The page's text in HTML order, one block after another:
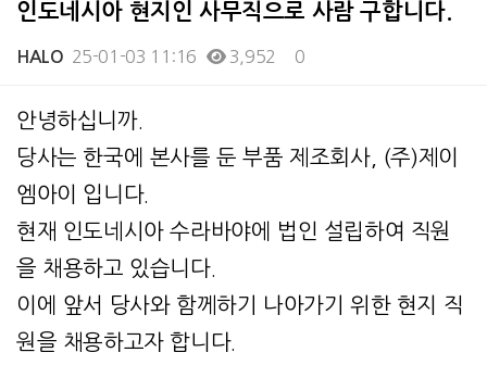
인도네시아 현지인 사무직으로 사람 구합니다.
HALO 25-01-03 11:16 3,952 0
본문
안녕하십니까.
당사는 한국에 본사를 둔 부품 제조회사, (주)제이
엠아이 입니다.
현재 인도네시아 수라바야에 법인 설립하여 직원
을 채용하고 있습니다.
이에 앞서 당사와 함께하기 나아가기 위한 현지 직
원을 채용하고자 합니다.